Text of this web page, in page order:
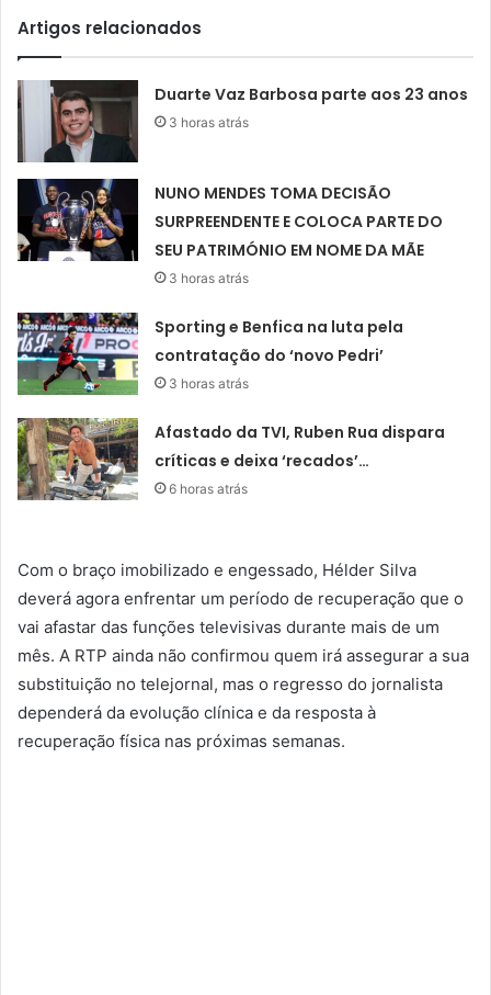
Artigos relacionados
Duarte Vaz Barbosa parte aos 23 anos
3 horas atrás
NUNO MENDES TOMA DECISÃO
SURPREENDENTE E COLOCA PARTE DO
SEU PATRIMÓNIO EM NOME DA MÃE
3 horas atrás
Sporting e Benfica na luta pela
contratação do ‘novo Pedri’
3 horas atrás
Afastado da TVI, Ruben Rua dispara
críticas e deixa ‘recados’…
6 horas atrás
Com o braço imobilizado e engessado, Hélder Silva
deverá agora enfrentar um período de recuperação que o
vai afastar das funções televisivas durante mais de um
mês. A RTP ainda não confirmou quem irá assegurar a sua
substituição no telejornal, mas o regresso do jornalista
dependerá da evolução clínica e da resposta à
recuperação física nas próximas semanas.